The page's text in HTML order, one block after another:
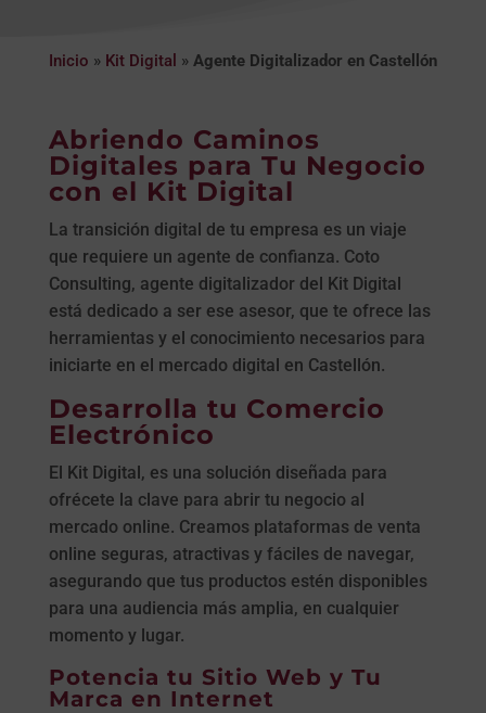
Inicio » Kit Digital » Agente Digitalizador en Castellón
Abriendo Caminos
Digitales para Tu Negocio
con el Kit Digital
La transición digital de tu empresa es un viaje
que requiere un agente de confianza. Coto
Consulting, agente digitalizador del Kit Digital
está dedicado a ser ese asesor, que te ofrece las
herramientas y el conocimiento necesarios para
iniciarte en el mercado digital en Castellón.
Desarrolla tu Comercio
Electrónico
El Kit Digital, es una solución diseñada para
ofrécete la clave para abrir tu negocio al
mercado online. Creamos plataformas de venta
online seguras, atractivas y fáciles de navegar,
asegurando que tus productos estén disponibles
para una audiencia más amplia, en cualquier
momento y lugar.
Potencia tu Sitio Web y Tu
Marca en Internet